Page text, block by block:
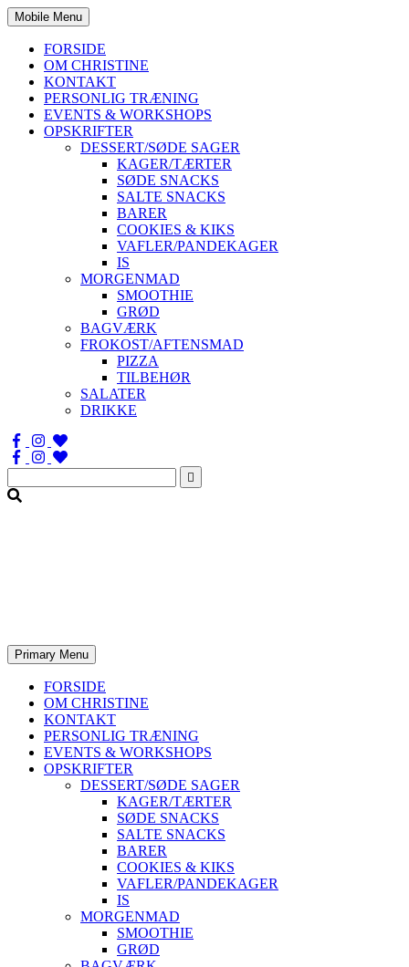
Mobile Menu
FORSIDE
OM CHRISTINE
KONTAKT
PERSONLIG TRÆNING
EVENTS & WORKSHOPS
OPSKRIFTER
DESSERT/SØDE SAGER
KAGER/TÆRTER
SØDE SNACKS
SALTE SNACKS
BARER
COOKIES & KIKS
VAFLER/PANDEKAGER
IS
MORGENMAD
SMOOTHIE
GRØD
BAGVÆRK
FROKOST/AFTENSMAD
PIZZA
TILBEHØR
SALATER
DRIKKE
Søg
efter:
Primary Menu
FORSIDE
OM CHRISTINE
KONTAKT
PERSONLIG TRÆNING
EVENTS & WORKSHOPS
OPSKRIFTER
DESSERT/SØDE SAGER
KAGER/TÆRTER
SØDE SNACKS
SALTE SNACKS
BARER
COOKIES & KIKS
VAFLER/PANDEKAGER
IS
MORGENMAD
SMOOTHIE
GRØD